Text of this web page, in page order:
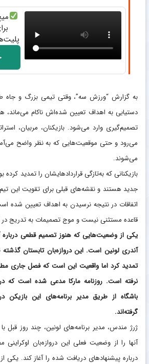
به گزارش “ورزش سه”، وقتی تیمی بزرگ و جاه‌
دستیابی به اهداف تعیین‌ شده‌اش ناکام می‌ماند،
تصمیم‌گیری وارد می‌شود. بازیکنان، مربیان،
می‌رود و حتی موقعیت‌هایی که به‌ نظر واضح
می‌شوند.
بازیکنانی که به‌تازگی قراردادهایشان را تمدید کرده
جدید هستند و نقشه‌های قبلی برای تقویت این
اتفاقات در نتیجه نرسیدن به اهداف تعیین‌ شده
قاعده مستثنی نیست و موج تصمیمات به تدریج در
یکی از وضعیت‌هایی که هنوز تصمیم قطعی درباره
تمدید کرد اما واقعیت این است که فصل جاری
نرفته است. روزنامه مارکا مدعی شده است که
باشگاه از طریق مدیر برنامه‌های این بازیکن
گرفته‌اند.
ژرژ مندس، مدیر برنامه‌های لونین، چند روز قبل
آنها را از وضعیت فعلی این دروازه‌بان اوکراینی
درباره پیشنهادهای دریافت شده را آغاز کند.